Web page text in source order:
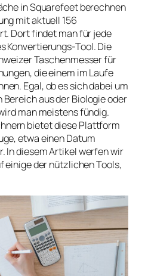
in Squarefeet berechnen
mit aktuell 156
Dort findet man für jede
Konvertierungs-Tool. Die
Taschenmesser für
die einem im Laufe
Egal, ob es sich dabei um
aus der Biologie oder
man meistens fündig.
bietet diese Plattform
etwa einen Datum
In diesem Artikel werfen wir
einige der nützlichen Tools,